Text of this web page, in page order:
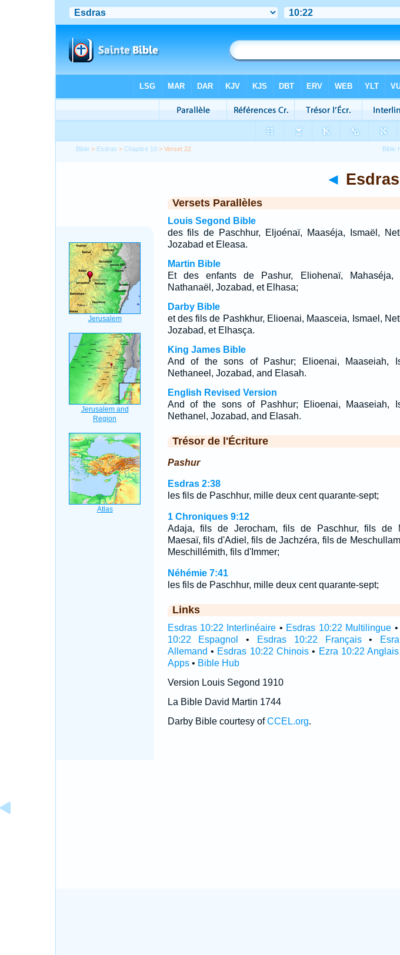
Bible > Esdras >Chapitre 10 > Verset 22
◄
Versets Parallèles
Louis Segond Bible
des fils de Paschhur, Eljoénaï, Maaséja, Ismaël,
Jozabad et Eleasa.
Martin Bible
Et des enfants de Pashur, Eliohenaï, Mahaséja,
Nathanaël, Jozabad, et Elhasa;
Darby Bible
et des fils de Pashkhur, Elioenai, Maasceia, Ismael,
Jozabad, et Elhasça.
King James Bible
And of the sons of Pashur; Elioenai, Maaseiah,
Nethaneel, Jozabad, and Elasah.
English Revised Version
And of the sons of Pashhur; Elioenai, Maaseiah,
Nethanel, Jozabad, and Elasah.
Trésor de l'Écriture
Pashur
Esdras 2:38
les fils de Paschhur, mille deux cent quarante-sept;
1 Chroniques 9:12
Adaja, fils de Jerocham, fils de Paschhur, fils de
Maesaï, fils d'Adiel, fils de Jachzéra, fils de
Meschillémith, fils d'Immer;
Néhémie 7:41
les fils de Paschhur, mille deux cent quarante-sept;
Links
Esdras 10:22 Interlinéaire • Esdras 10:22 Multilingue •
10:22 Espagnol
• Esdras 10:22 Français•
Allemand • Esdras 10:22 Chinois• Ezra 10:22 Anglais
Apps• Bible Hub
Version Louis Segond 1910
La Bible David Martin 1744
Darby Bible courtesy ofCCEL.org.